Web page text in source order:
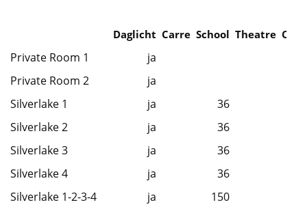
Daglicht Carre School Theatre
Private Room 1
ja
Private Room 2
ja
Silverlake 1
ja
36
Silverlake 2
ja
36
Silverlake 3
ja
36
Silverlake 4
ja
36
Silverlake 1-2-3-4
ja 150